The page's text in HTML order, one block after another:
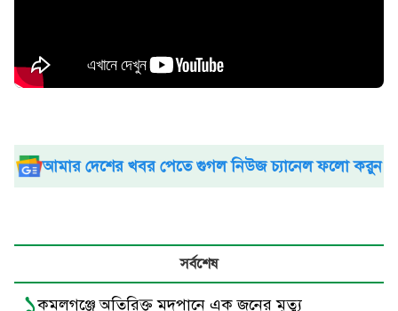
আমার দেশের খবর পেতে গুগল নিউজ চ্যানেল ফলো করুন
সর্বশেষ
কমলগঞ্জে অতিরিক্ত মদপানে এক জনের মৃত্যু